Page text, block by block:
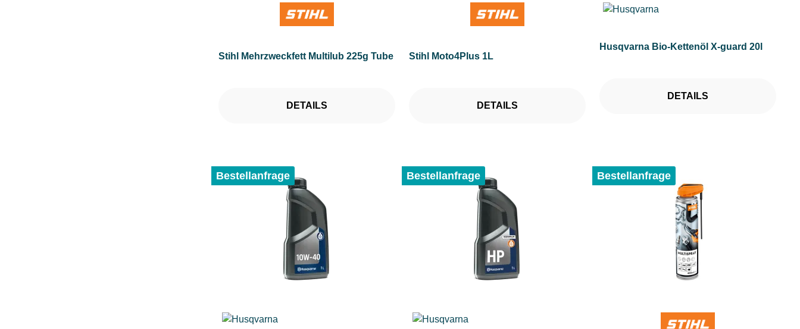
Stihl Mehrzweckfett Multilub 225g Tube
DETAILS
Stihl Moto4Plus 1L
DETAILS
Husqvarna Bio-Kettenöl X-guard 20l
DETAILS
Bestellanfrage Bestellanfrage Bestellanfrage